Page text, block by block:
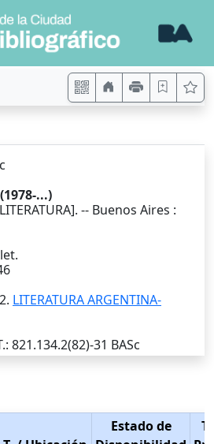
(1978-...)
-- Buenos Aires :
LITERATURA ARGENTINA-
: 821.134.2(82)-31 BASc
Estado de